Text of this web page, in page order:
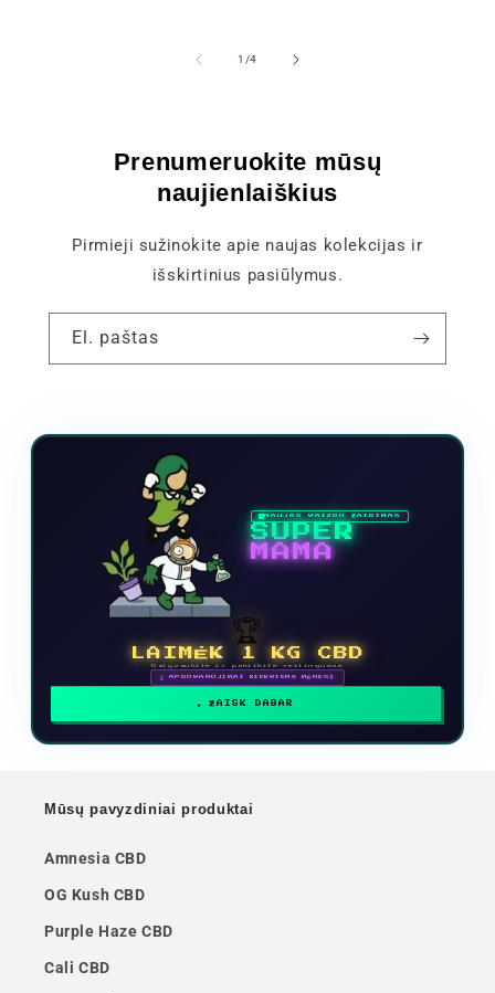
1 /iš4
Prenumeruokite mūsų
naujienlaiškius
Pirmieji sužinokite apie naujas kolekcijas ir
išskirtinius pasiūlymus.
El. paštas
NAUJAS VAIZDO ŽAIDIMAS
SUPER
MAMA
🏆
LAIMĖK 1 KG CBD
Dalyvaukite ir pakilkite reitinguose
🗓 APDOVANOJIMAI KIEKVIENĄ MĖNESĮ
ŽAISK DABAR
Mūsų pavyzdiniai produktai
Amnesia CBD
OG Kush CBD
Purple Haze CBD
Cali CBD